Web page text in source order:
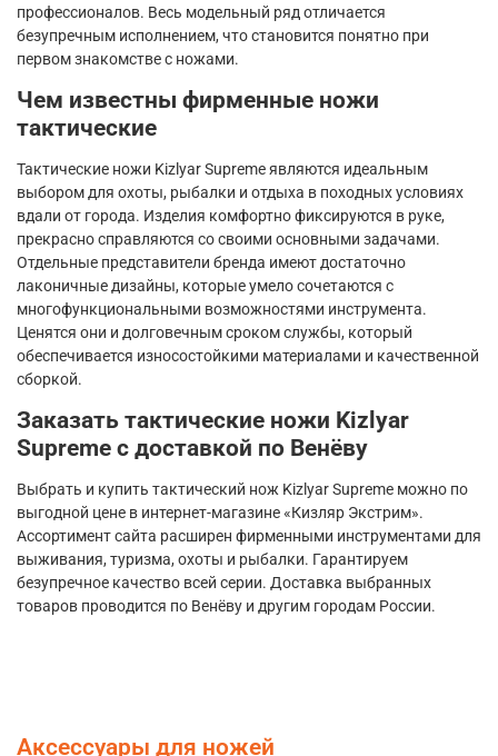
профессионалов. Весь модельный ряд отличается
безупречным исполнением, что становится понятно при
первом знакомстве с ножами.
Чем известны фирменные ножи
тактические
Тактические ножи KizlyarSupremeявляются идеальным
выбором для охоты, рыбалки и отдыха в походных условиях
вдали от города. Изделия комфортно фиксируются в руке,
прекрасно справляются со своими основными задачами.
Отдельные представители бренда имеют достаточно
лаконичные дизайны, которые умело сочетаются с
многофункциональными возможностями инструмента.
Ценятся они и долговечным сроком службы, который
обеспечивается износостойкими материалами и качественной
сборкой.
Заказать тактические ножи Kizlyar
Supreme с доставкой по Венёву
Выбрать и купить тактический нож KizlyarSupreme можно по
выгодной цене в интернет-магазине «Кизляр Экстрим».
Ассортимент сайта расширен фирменными инструментами для
выживания, туризма, охоты и рыбалки. Гарантируем
безупречное качество всей серии. Доставка выбранных
товаров проводится по Венёву и другим городам России.
Аксессуары для ножей